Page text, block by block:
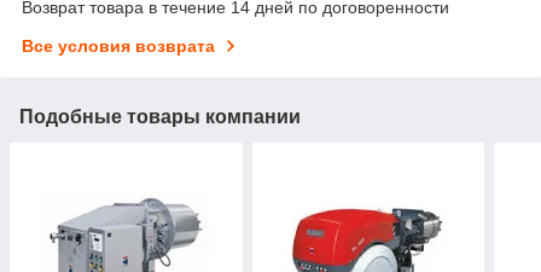
Возврат товара в течение 14 дней по договоренности
Все условия возврата
Подобные товары компании